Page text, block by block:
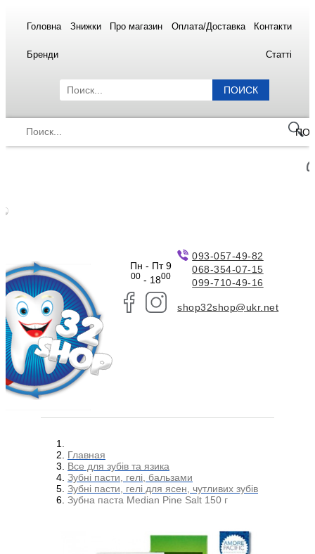
Головна Знижки Про магазин Оплата/Доставка Контакти
Бренди Статті
ПОИСК
Пн - Пт 9
00- 1800
093-057-49-82
068-354-07-15
099-710-49-16
shop32shop@ukr.net
Главная
Все для зубів та язика
Зубні пасти, гелі, бальзами
Зубні пасти, гелі для ясен, чутливих зубів
Зубна паста Median Pine Salt 150 г